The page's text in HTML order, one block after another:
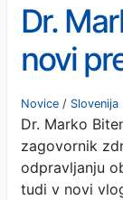
Dr.
novi
Večni
Novice / Slovenija
Dr. Marko
zagovornik
odpravljanju
tudi v novi